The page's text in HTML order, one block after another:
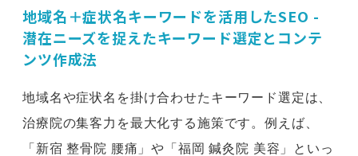
地域名＋症状名キーワードを活用したSEO -
潜在ニーズを捉えたキーワード選定とコンテ
ンツ作成法
地域名や症状名を掛け合わせたキーワード選定は、
治療院の集客力を最大化する施策です。例えば、
「新宿 整骨院 腰痛」や「福岡 鍼灸院 美容」といっ